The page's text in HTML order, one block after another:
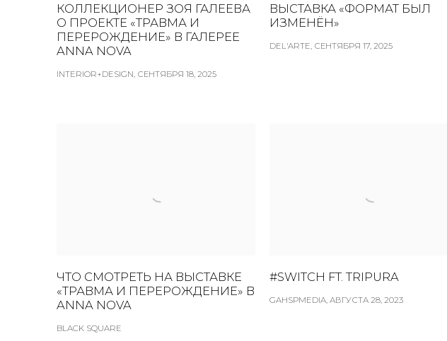
КОЛЛЕКЦИОНЕР ЗОЯ ГАЛЕЕВА
О ПРОЕКТЕ «ТРАВМА И
ПЕРЕРОЖДЕНИЕ» В ГАЛЕРЕЕ
ANNA NOVA
INTERIOR+DESIGN, СЕНТЯБРЯ 18, 2025
ВЫСТАВКА «ФОРМАТ БЫЛ
ИЗМЕНЁН»
DEL'ARTE, СЕНТЯБРЯ 17, 2025
ЧТО СМОТРЕТЬ НА ВЫСТАВКЕ
«ТРАВМА И ПЕРЕРОЖДЕНИЕ» В
ANNA NOVA
BLACK SQUARE
#SWITCH FT. TRIPURA
GAHSPMEDIA, АВГУСТА 28, 2023